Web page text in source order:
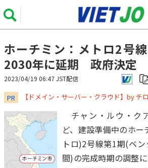
ホーチミン：メトロ2号
2030年に延期 政府決定
2023/04/19 06:47 JST配信
PR 【ドメイン・サーバー・クラウド】by チ
チャン・ルウ・ク
ど、建設準備中のホ
トロ)2号線第1期(ベ
間)の完成時期の調整